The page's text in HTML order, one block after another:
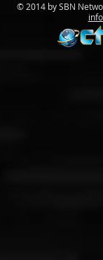
© 2014 by SBN